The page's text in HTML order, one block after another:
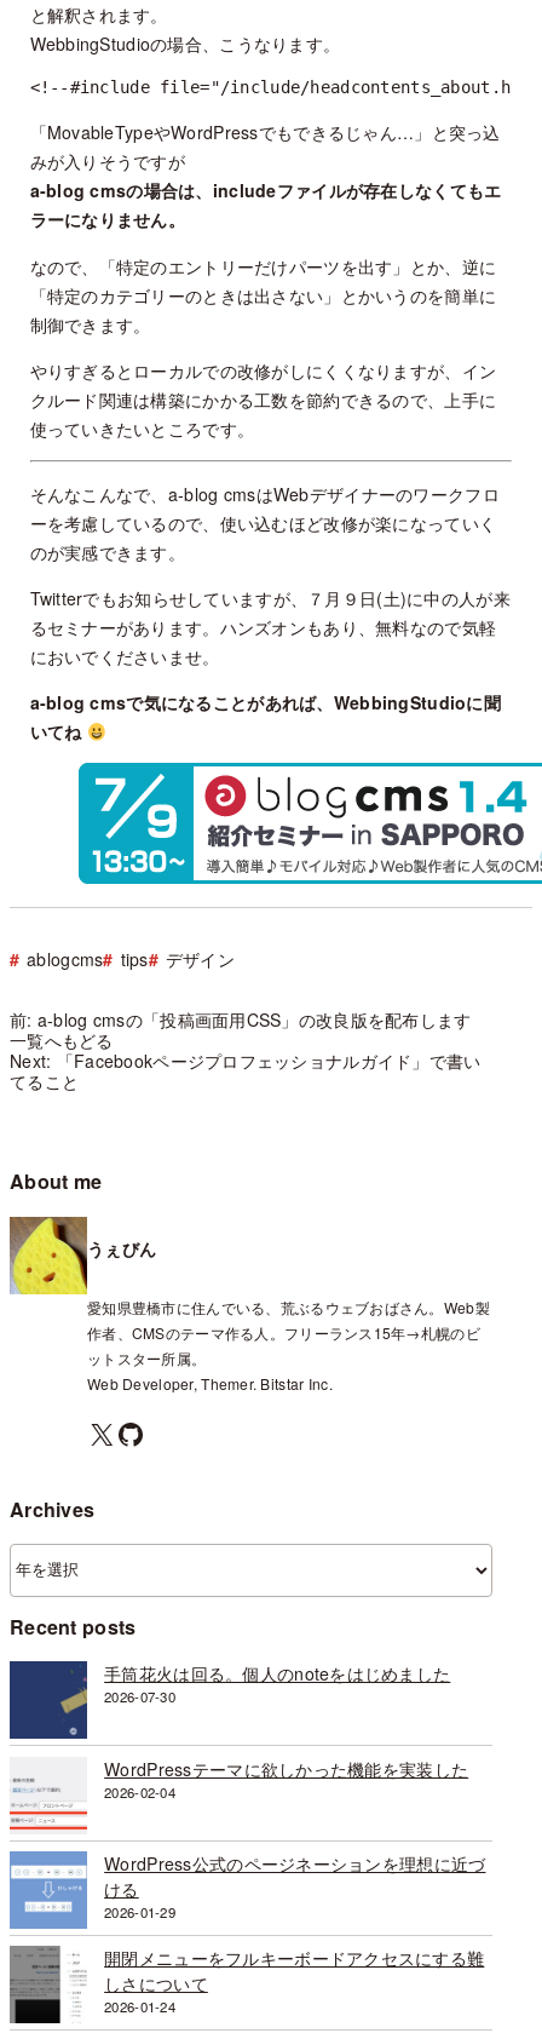
と解釈されます。
WebbingStudioの場合、こうなります。
<!--#include file="/include/
「MovableTypeやWordPressでもできるじゃん…」と突っ込
みが入りそうですが
a-blog cmsの場合は、includeファイルが存在しなくてもエ
ラーになりません。
なので、「特定のエントリーだけパーツを出す」とか、逆に
「特定のカテゴリーのときは出さない」とかいうのを簡単に
制御できます。
やりすぎるとローカルでの改修がしにくくなりますが、イン
クルード関連は構築にかかる工数を節約できるので、上手に
使っていきたいところです。
そんなこんなで、a-blog cmsはWebデザイナーのワークフロ
ーを考慮しているので、使い込むほど改修が楽になっていく
のが実感できます。
Twitterでもお知らせしていますが、７月９日(土)に中の人が来
るセミナーがあります。ハンズオンもあり、無料なので気軽
においでくださいませ。
a-blog cmsで気になることがあれば、WebbingStudioに聞
いてね
ablogcms tips デザイン
前: a-blog cmsの「投稿画面用CSS」の改良版を配布します
一覧へもどる
Next: 「Facebookページプロフェッショナルガイド」で書い
てること
About me
うぇびん
愛知県豊橋市に住んでいる、荒ぶるウェブおばさん。Web製
作者、CMSのテーマ作る人。フリーランス15年→札幌のビ
ットスター所属。
Web Developer, Themer. Bitstar Inc.
X GitHub
Archives
ア
ー
カ
イ
ブ
Recent posts
手筒花火は回る。個人のnoteをはじめました
2026-07-30
WordPressテーマに欲しかった機能を実装した
2026-02-04
WordPress公式のページネーションを理想に近づ
ける
2026-01-29
開閉メニューをフルキーボードアクセスにする難
しさについて
2026-01-24